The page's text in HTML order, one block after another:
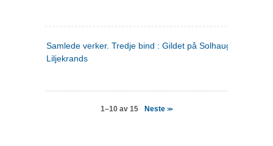
Samlede verker. Tredje bind : Gildet på Solhaug ; Olaf
Liljekrands
1–10 av 15 Neste>>